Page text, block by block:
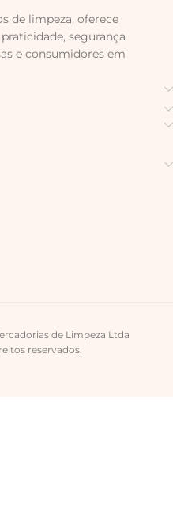
de limpeza, oferece
segurança
e consumidores em
de Limpeza Ltda
reservados.